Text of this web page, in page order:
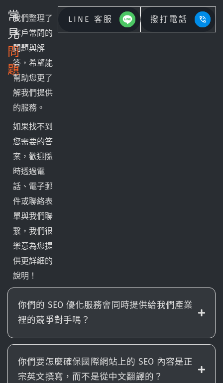
常
見
問
題
我們整理了
客戶常問的
問題與解
答，希望能
幫助您更了
解我們提供
的服務。
如果找不到
您需要的答
案，歡迎隨
時透過電
話、電子郵
件或聯絡表
單與我們聯
繫，我們很
樂意為您提
供更詳細的
說明！
LINE 客服 撥打電話
你們的 SEO 優化服務會同時提供給我們產業
裡的競爭對手嗎？
你們要怎麼確保國際網站上的 SEO 內容是正
宗英文撰寫，而不是從中文翻譯的？